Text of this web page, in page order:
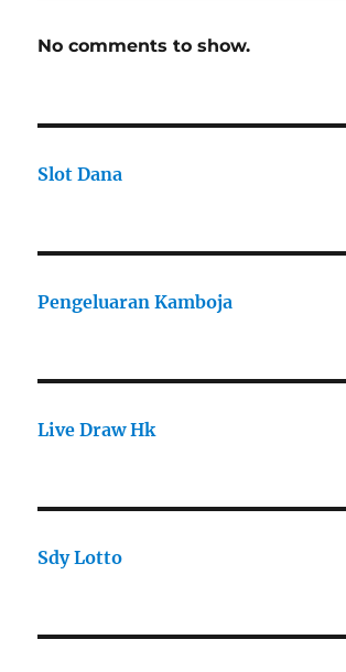
No comments to show.
Slot Dana
Pengeluaran Kamboja
Live Draw Hk
Sdy Lotto